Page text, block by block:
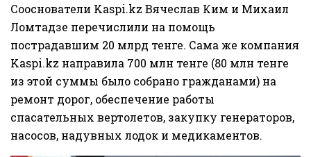
Сооснователи Kaspi.kz Вячеслав Ким и Михаил
Ломтадзе перечислили на помощь
пострадавшим 20 млрд тенге. Сама же компания
Kaspi.kz направила 700 млн тенге (80 млн тенге
из этой суммы было собрано гражданами) на
ремонт дорог, обеспечение работы
спасательных вертолетов, закупку генераторов,
насосов, надувных лодок и медикаментов.